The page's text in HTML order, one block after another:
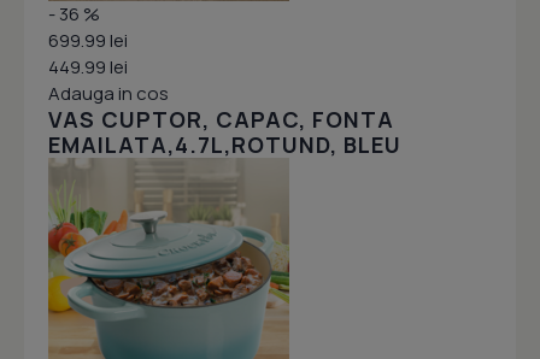
- 36 %
699.99 lei
449.99 lei
Adauga in cos
VAS CUPTOR, CAPAC, FONTA
EMAILATA,4.7L,ROTUND, BLEU